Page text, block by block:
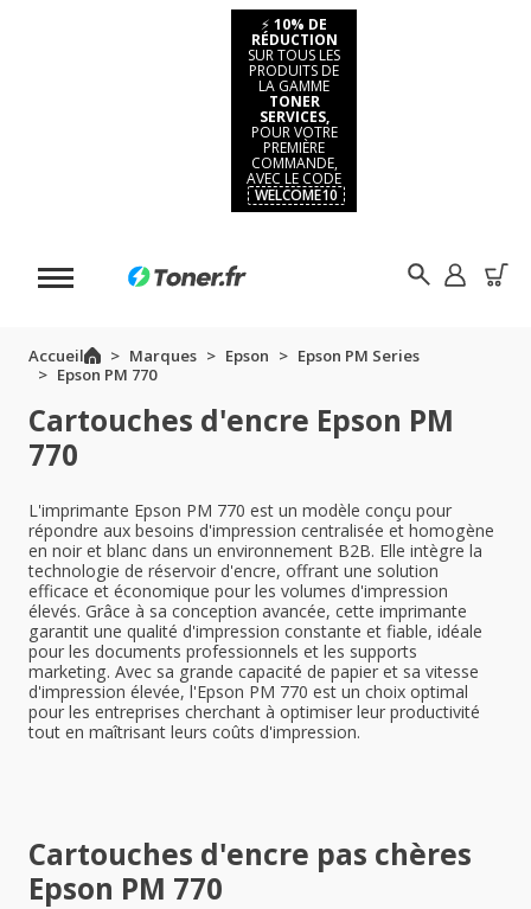
⚡ 10% DE
RÉDUCTION
SUR TOUS LES
PRODUITS DE
LA GAMME
TONER
SERVICES,
POUR VOTRE
PREMIÈRE
COMMANDE,
AVEC LE CODE
WELCOME10
Accueil Marques Epson
Epson PM Series
Epson PM 770
Cartouches d'encre Epson PM
770
L'imprimante Epson PM 770 est un modèle conçu pour
répondre aux besoins d'impression centralisée et homogène
en noir et blanc dans un environnement B2B. Elle intègre la
technologie de réservoir d'encre, offrant une solution
efficace et économique pour les volumes d'impression
élevés. Grâce à sa conception avancée, cette imprimante
garantit une qualité d'impression constante et fiable, idéale
pour les documents professionnels et les supports
marketing. Avec sa grande capacité de papier et sa vitesse
d'impression élevée, l'Epson PM 770 est un choix optimal
pour les entreprises cherchant à optimiser leur productivité
tout en maîtrisant leurs coûts d'impression.
Cartouches d'encre pas chères
Epson PM 770